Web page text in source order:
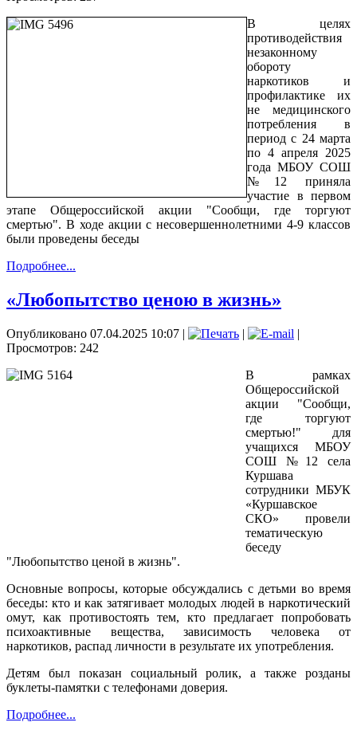
В целях
противодействия
незаконному
обороту
наркотиков и
профилактике их
не медицинского
потребления в
период с 24 марта
по 4 апреля 2025
года МБОУ СОШ
№12 приняла
участие в первом
этапе Общероссийской акции "Сообщи, где торгуют
смертью". В ходе акции с несовершеннолетними 4-9 классов
были проведены беседы
Подробнее...
«Любопытство ценою в жизнь»
Опубликовано 07.04.2025 10:07 | |
|
Просмотров: 242
В рамках
Общероссийской
акции "Сообщи,
где торгуют
смертью!" для
учащихся МБОУ
СОШ №12 села
Куршава
сотрудники МБУК
«Куршавское
СКО» провели
тематическую
беседу
"Любопытство ценой в жизнь".
Основные вопросы, которые обсуждались с детьми во время
беседы: кто и как затягивает молодых людей в наркотический
омут, как противостоять тем, кто предлагает попробовать
психоактивные вещества, зависимость человека от
наркотиков, распад личности в результате их употребления.
Детям был показан социальный ролик, а также розданы
буклеты-памятки с телефонами доверия.
Подробнее...